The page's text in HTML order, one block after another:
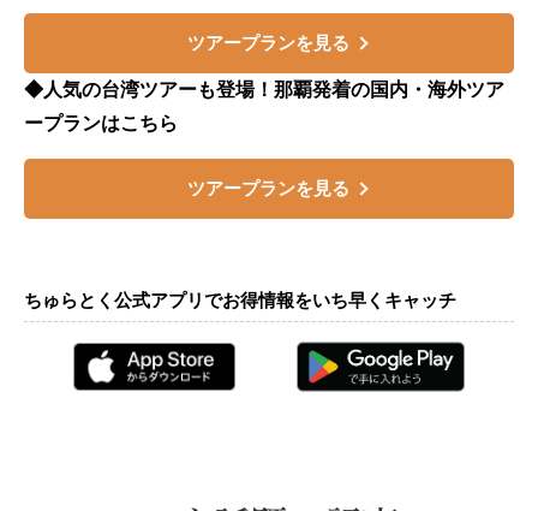
ツアープランを見る
◆人気の台湾ツアーも登場！那覇発着の国内・海外ツア
ープランはこちら
ツアープランを見る
ちゅらとく公式アプリでお得情報をいち早くキャッチ